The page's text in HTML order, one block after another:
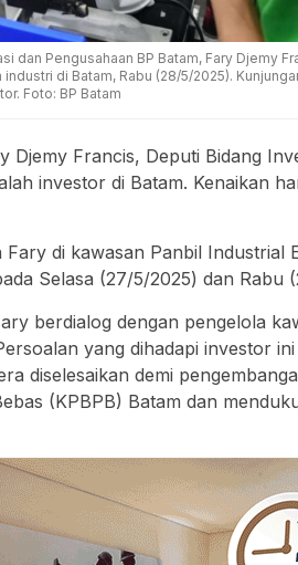
dan Pengusahaan BP Batam, Fary Djemy
di Batam, Rabu (28/5/2025).
Foto: BP Batam
Djemy Francis, Deputi Bidang
investor di Batam. Kenaikan
Fary di kawasan Panbil Industrial
Selasa (27/5/2025) dan Rabu
berdialog dengan pengelola
yang dihadapi investor
diselesaikan demi
(KPBPB) Batam dan